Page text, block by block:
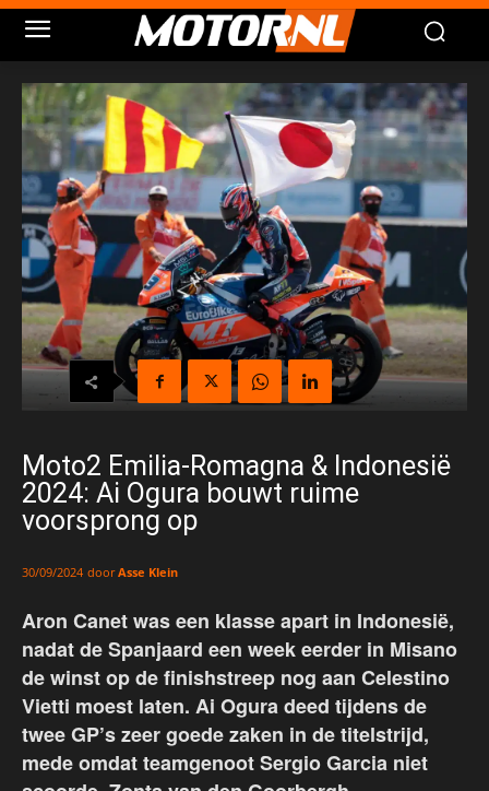
Moto2 Emilia-Romagna & Indonesië
2024: Ai Ogura bouwt ruime
voorsprong op
30/09/2024 door Asse Klein
Aron Canet was een klasse apart in Indonesië,
nadat de Spanjaard een week eerder in Misano
de winst op de finishstreep nog aan Celestino
Vietti moest laten. Ai Ogura deed tijdens de
twee GP’s zeer goede zaken in de titelstrijd,
mede omdat teamgenoot Sergio Garcia niet